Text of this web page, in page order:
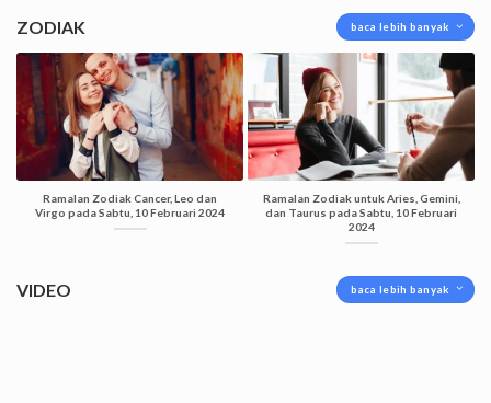
ZODIAK baca lebih banyak
Ramalan Zodiak Cancer, Leo dan
Virgo pada Sabtu, 10 Februari 2024
Ramalan Zodiak untuk Aries, Gemini,
dan Taurus pada Sabtu, 10 Februari
2024
VIDEO baca lebih banyak